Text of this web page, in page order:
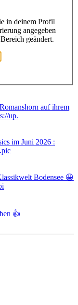
in deinem Profil
angegeben
geändert.
auf ihrem
up.
im Juni 2026 :
Bodensee 😀
👍